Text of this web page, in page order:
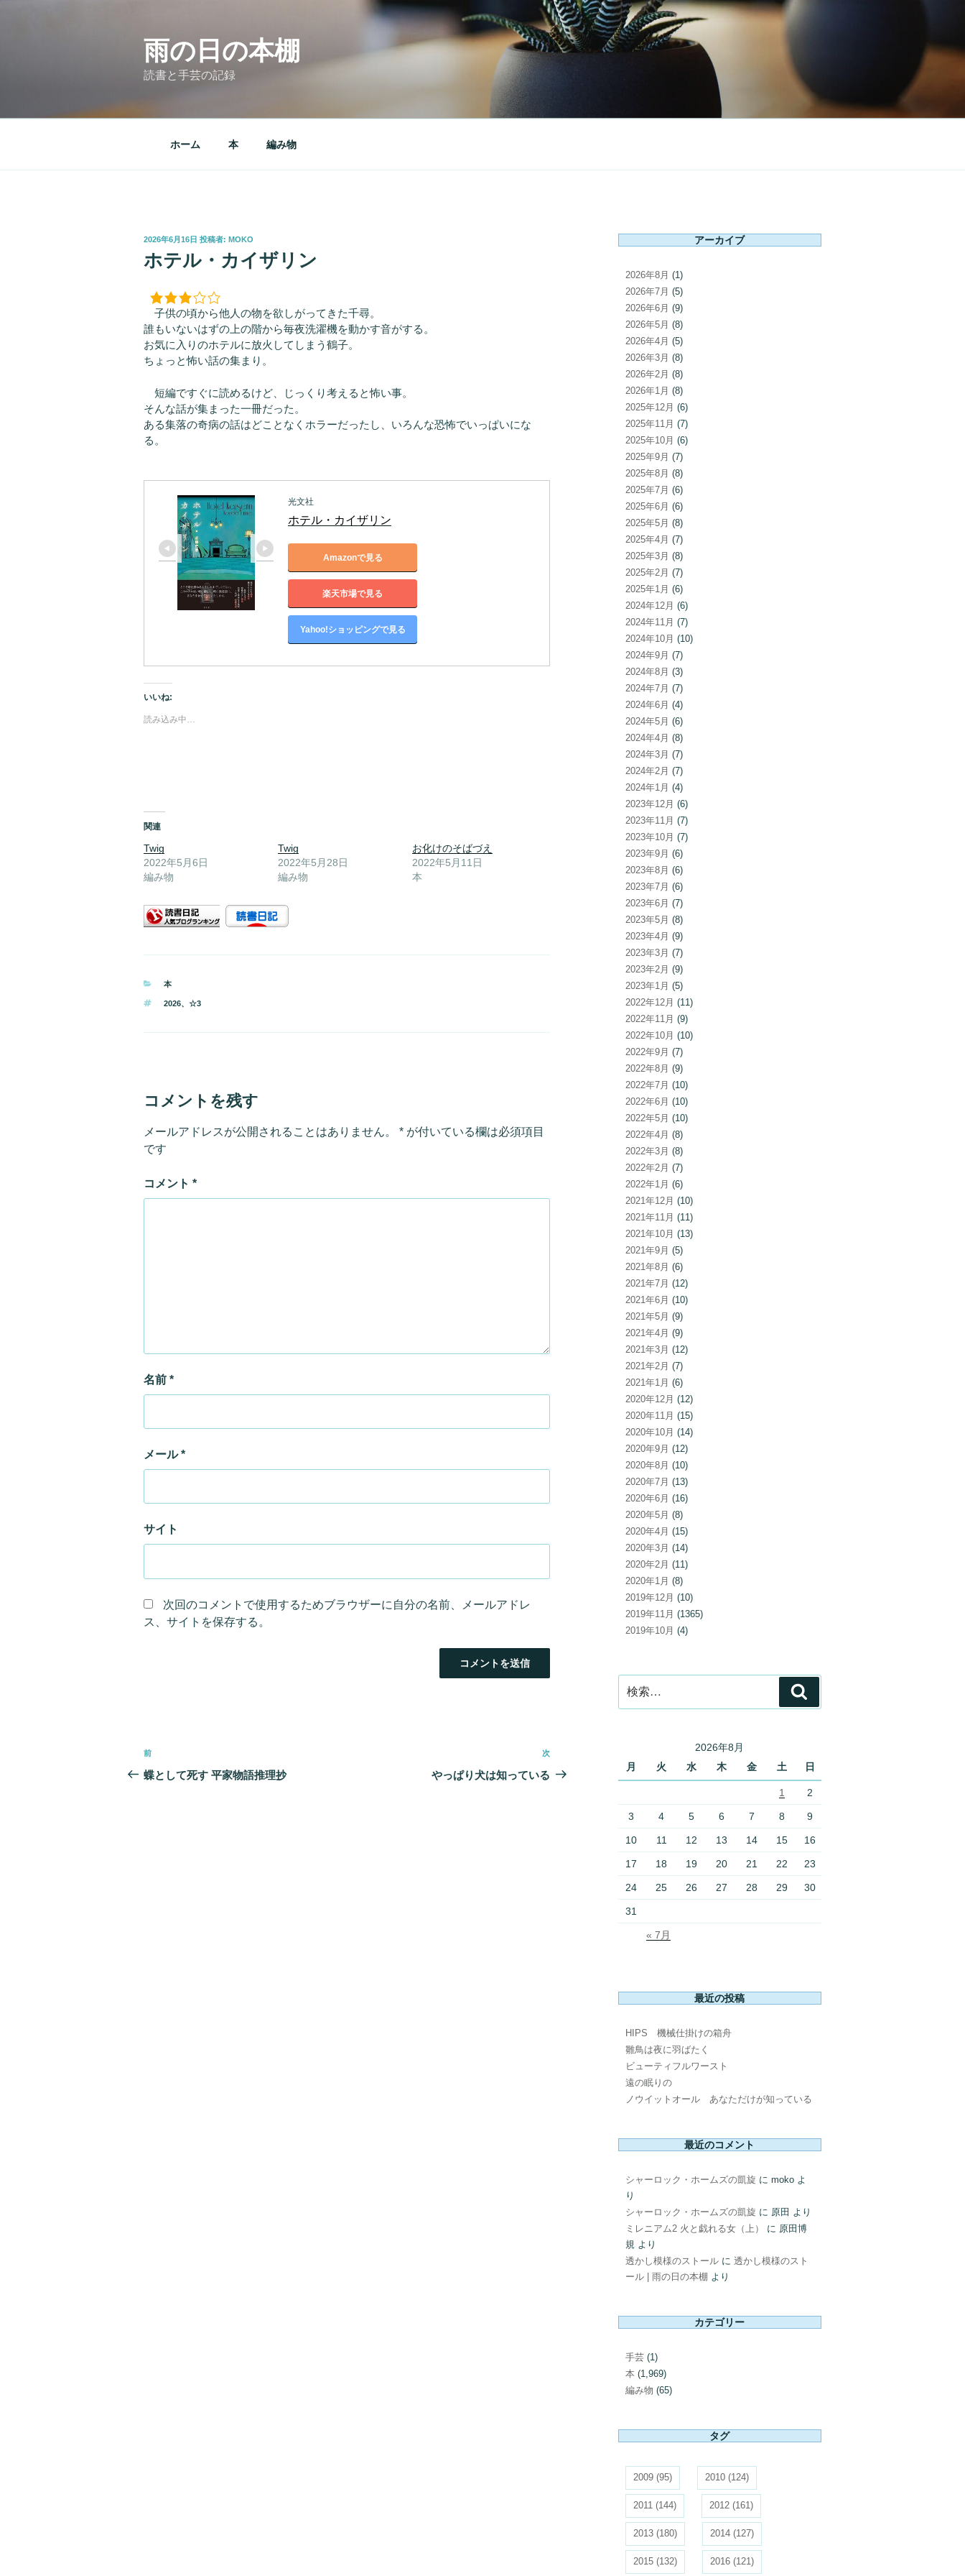
雨の日の本棚
読書と手芸の記録
ホーム 本 編み物
投
日:
2026年6月16日 投稿者: MOKO
ホテル・カイザリン
子供の頃から他人の物を欲しがってきた千尋。
誰もいないはずの上の階から毎夜洗濯機を動かす音がする。
お気に入りのホテルに放火してしまう鶴子。
ちょっと怖い話の集まり。
短編ですぐに読めるけど、じっくり考えると怖い事。
そんな話が集まった一冊だった。
ある集落の奇病の話はどことなくホラーだったし、いろんな恐怖でいっぱいにな
る。
光文社
ホテル・カイザリン
Amazonで見る
楽天市場で見る
Yahoo!ショッピングで見る
いいね:
読み込み中…
関連
Twig
2022年5月6日
編み物
Twig
2022年5月28日
編み物
お化けのそばづえ
2022年5月11日
本
カ
ゴ
本
タ
2026、 ☆3
コメントを残す
メールアドレスが公開されることはありません。 * が付いている欄は必須項目
です
コメント *
名前 *
メール*
サイト
次回のコメントで使用するためブラウザーに自分の名前、メールアドレ
ス、サイトを保存する。
稿
ナ
前
の
前
蝶として死す 平家物語推理抄
次
の
次
やっぱり犬は知っている
アーカイブ
2026年8月 (1)
2026年7月 (5)
2026年6月 (9)
2026年5月 (8)
2026年4月 (5)
2026年3月 (8)
2026年2月 (8)
2026年1月 (8)
2025年12月 (6)
2025年11月 (7)
2025年10月 (6)
2025年9月 (7)
2025年8月 (8)
2025年7月 (6)
2025年6月 (6)
2025年5月 (8)
2025年4月 (7)
2025年3月 (8)
2025年2月 (7)
2025年1月 (6)
2024年12月 (6)
2024年11月 (7)
2024年10月 (10)
2024年9月 (7)
2024年8月 (3)
2024年7月 (7)
2024年6月 (4)
2024年5月 (6)
2024年4月 (8)
2024年3月 (7)
2024年2月 (7)
2024年1月 (4)
2023年12月 (6)
2023年11月 (7)
2023年10月 (7)
2023年9月 (6)
2023年8月 (6)
2023年7月 (6)
2023年6月 (7)
2023年5月 (8)
2023年4月 (9)
2023年3月 (7)
2023年2月 (9)
2023年1月 (5)
2022年12月 (11)
2022年11月 (9)
2022年10月 (10)
2022年9月 (7)
2022年8月 (9)
2022年7月 (10)
2022年6月 (10)
2022年5月 (10)
2022年4月 (8)
2022年3月 (8)
2022年2月 (7)
2022年1月 (6)
2021年12月 (10)
2021年11月 (11)
2021年10月 (13)
2021年9月 (5)
2021年8月 (6)
2021年7月 (12)
2021年6月 (10)
2021年5月 (9)
2021年4月 (9)
2021年3月 (12)
2021年2月 (7)
2021年1月 (6)
2020年12月 (12)
2020年11月 (15)
2020年10月 (14)
2020年9月 (12)
2020年8月 (10)
2020年7月 (13)
2020年6月 (16)
2020年5月 (8)
2020年4月 (15)
2020年3月 (14)
2020年2月 (11)
2020年1月 (8)
2019年12月 (10)
2019年11月 (1365)
2019年10月 (4)
索:
索
2026年8月
月
火 水 木 金 土 日
1 2
3 4 5 6 7 8 9
10 11 12 13 14 15 16
17 18 19 20 21 22 23
24 25 26 27 28 29 30
31
« 7月
最近の投稿
HIPS 機械仕掛けの箱舟
雛鳥は夜に羽ばたく
ビューティフルワースト
遠の眠りの
ノウイットオール あなただけが知っている
最近のコメント
シャーロック・ホームズの凱旋 に mokoよ
り
シャーロック・ホームズの凱旋 に 原田 より
ミレニアム2 火と戯れる女（上）
に 原田博
規より
透かし模様のストールに 透かし模様のスト
ール | 雨の日の本棚 より
カテゴリー
手芸(1)
本 (1,969)
編み物 (65)
タグ
2009(95) 2010(124)
2011(144) 2012(161)
2013(180) 2014(127)
2015(132) 2016(121)